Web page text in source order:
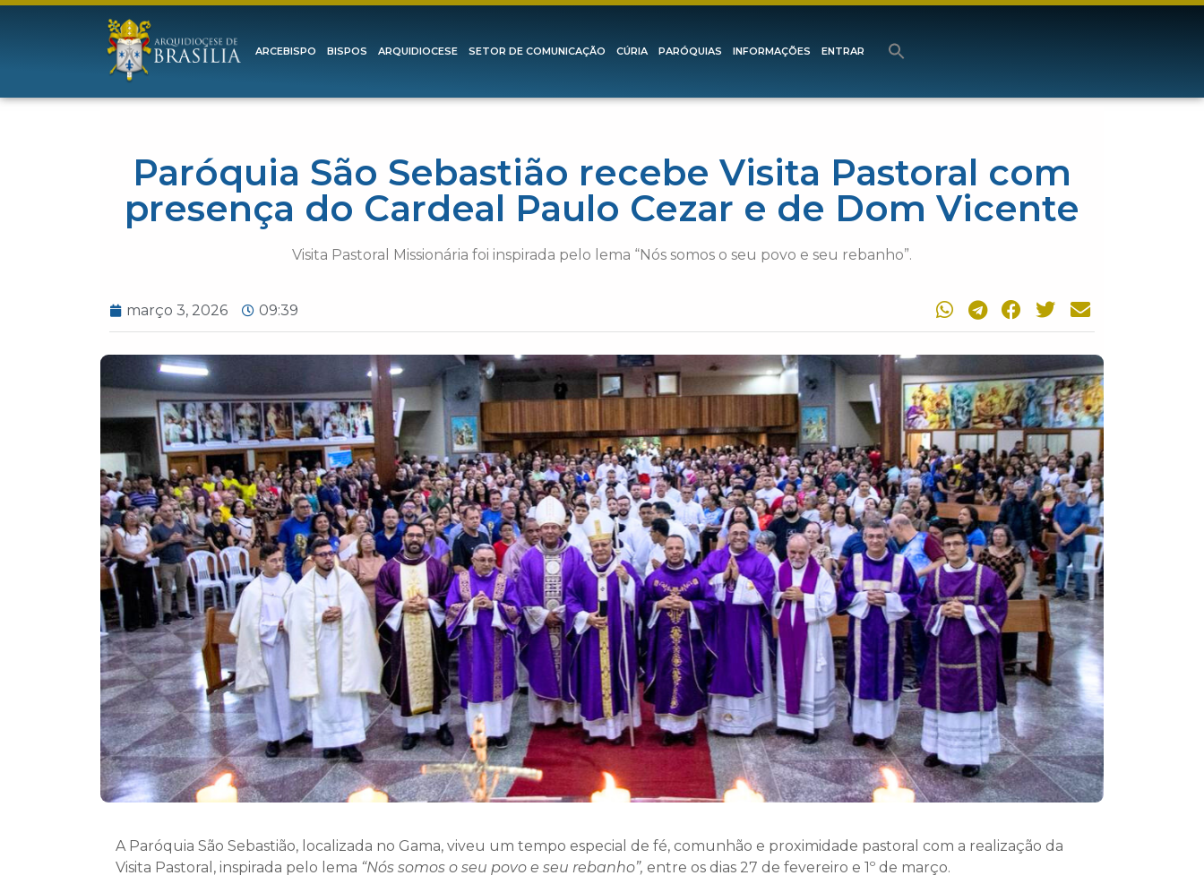
ARCEBISPO BISPOS ARQUIDIOCESE SETOR DE COMUNICAÇÃO CÚRIA PARÓQUIAS INFORMAÇÕES ENTRAR
Paróquia São Sebastião recebe Visita Pastoral com
presença do Cardeal Paulo Cezar e de Dom Vicente
Visita Pastoral Missionária foi inspirada pelo lema “Nós somos o seu povo e seu rebanho”.
março 3, 2026 09:39
A Paróquia São Sebastião, localizada no Gama, viveu um tempo especial de fé, comunhão e proximidade pastoral com a realização da
Visita Pastoral, inspirada pelo lema “Nós somos o seu povo e seu rebanho”, entre os dias 27 de fevereiro e 1º de março.